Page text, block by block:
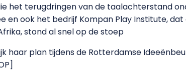
het terugdringen van de taalachterstand
en ook het bedrijf Kompan Play Institute,
stond al snel op de stoep
haar plan tijdens de Rotterdamse